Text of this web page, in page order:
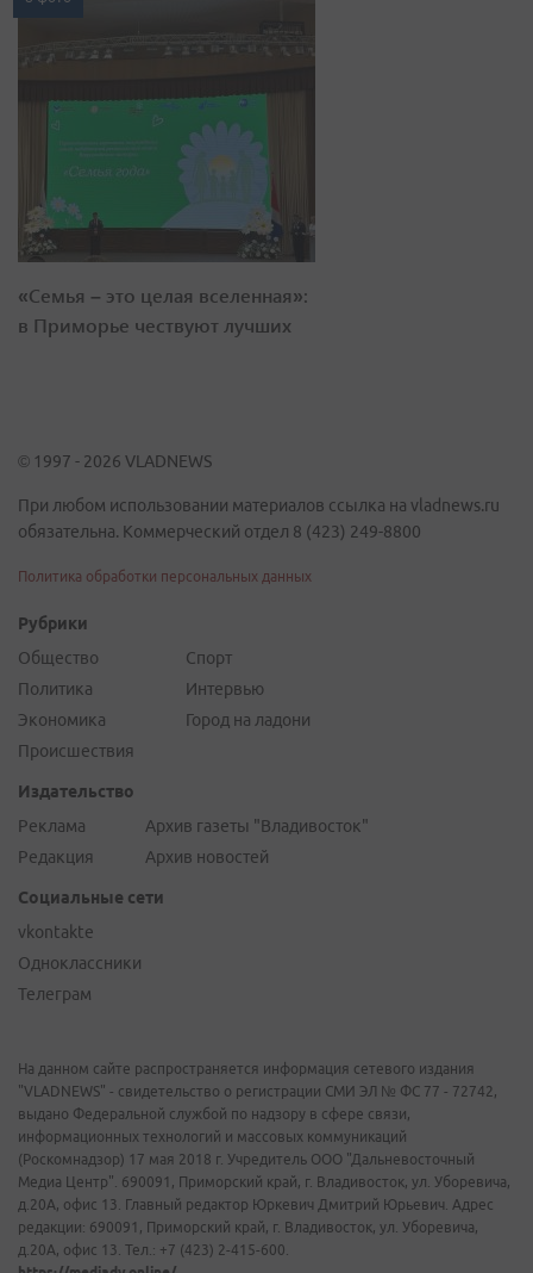
«Семья – это целая вселенная»:
в Приморье чествуют лучших
© 1997 - 2026 VLADNEWS
При любом использовании материалов ссылка на vladnews.ru
обязательна. Коммерческий отдел 8 (423) 249-8800
Политика обработки персональных данных
Рубрики
Общество
Политика
Экономика
Происшествия
Спорт
Интервью
Город на ладони
Издательство
Реклама
Редакция
Архив газеты "Владивосток"
Архив новостей
Социальные сети
vkontakte
Одноклассники
Телеграм
На данном сайте распространяется информация сетевого издания
"VLADNEWS" - свидетельство о регистрации СМИ ЭЛ № ФС 77 - 72742,
выдано Федеральной службой по надзору в сфере связи,
информационных технологий и массовых коммуникаций
(Роскомнадзор) 17 мая 2018 г. Учредитель ООО "Дальневосточный
Медиа Центр". 690091, Приморский край, г. Владивосток, ул. Уборевича,
д.20А, офис 13. Главный редактор Юркевич Дмитрий Юрьевич. Адрес
редакции: 690091, Приморский край, г. Владивосток, ул. Уборевича,
д.20А, офис 13. Тел.: +7 (423) 2-415-600.